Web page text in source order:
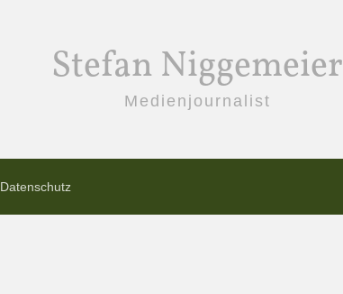
Stefan Niggemeier
Medienjournalist
Datenschutz